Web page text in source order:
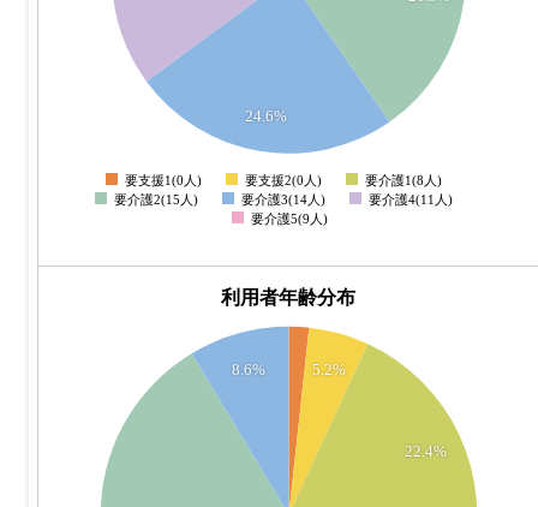
24.6%
0
要支援1(0人) 要支援2(0人)
要介護1(8人)
要介護2(15人)
要介護3(14人)
要介護4(11人)
要介護5(9人)
利用者年齢分布
5.2%
22.4%
8.6%